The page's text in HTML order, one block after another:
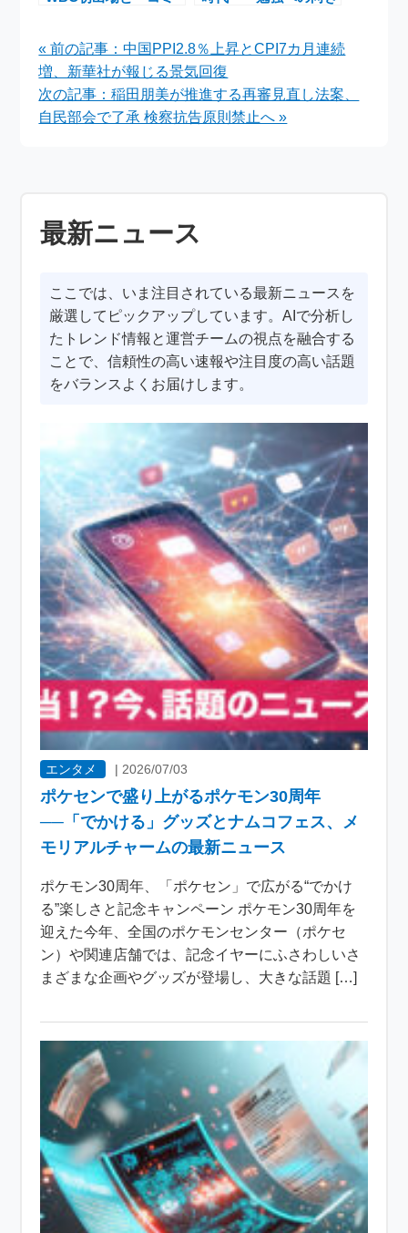
« 前の記事：中国PPI2.8％上昇とCPI7カ月連続
増、新華社が報じる景気回復
次の記事：稲田朋美が推進する再審見直し法案、
自民部会で了承 検察抗告原則禁止へ »
最新ニュース
ここでは、いま注目されている最新ニュースを
厳選してピックアップしています。AIで分析し
たトレンド情報と運営チームの視点を融合する
ことで、信頼性の高い速報や注目度の高い話題
をバランスよくお届けします。
エンタメ |2026/07/03
ポケセンで盛り上がるポケモン30周年
──「でかける」グッズとナムコフェス、メ
モリアルチャームの最新ニュース
ポケモン30周年、「ポケセン」で広がる“でかけ
る”楽しさと記念キャンペーン ポケモン30周年を
迎えた今年、全国のポケモンセンター（ポケセ
ン）や関連店舗では、記念イヤーにふさわしいさ
まざまな企画やグッズが登場し、大きな話題 […]